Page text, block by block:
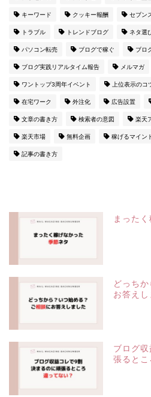
キーワード クッキー報酬 セブン
トラブル トレンドブログ ネタ選
パソコン転売 ブログで稼ぐ ブロ
ブログ実践リアルタイム報告 メルマガ
ワントップ3周年イベント 上位表示のコ
在宅ワーク 外注化 広告設置
文章の書き方 検索者の意図 楽天
楽天市場 無料企画 稼げるマイン
記事の書き方
まった
どっち
お答えし
ブログ
張るとこ